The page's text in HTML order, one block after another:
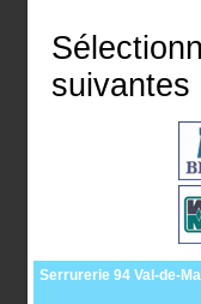
suivantes
Serrurerie 94 Val-de-